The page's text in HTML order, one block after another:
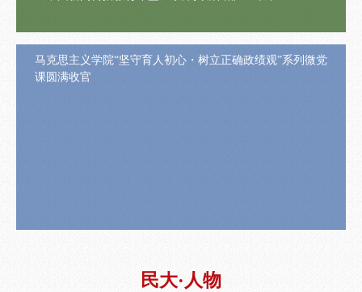
马克思主义学院“坚守育人初心・树立正确政绩观”系列微党
课圆满收官
民大·人物